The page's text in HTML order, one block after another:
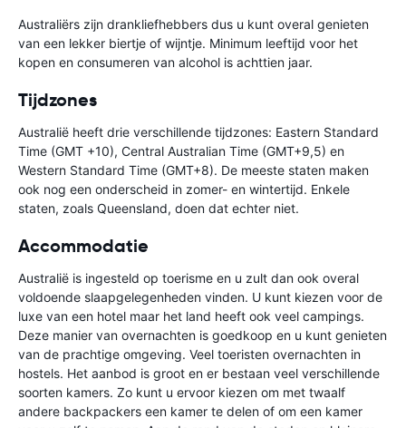
Australiërs zijn drankliefhebbers dus u kunt overal genieten
van een lekker biertje of wijntje. Minimum leeftijd voor het
kopen en consumeren van alcohol is achttien jaar.
Tijdzones
Australië heeft drie verschillende tijdzones: Eastern Standard
Time (GMT +10), Central Australian Time (GMT+9,5) en
Western Standard Time (GMT+8). De meeste staten maken
ook nog een onderscheid in zomer- en wintertijd. Enkele
staten, zoals Queensland, doen dat echter niet.
Accommodatie
Australië is ingesteld op toerisme en u zult dan ook overal
voldoende slaapgelegenheden vinden. U kunt kiezen voor de
luxe van een hotel maar het land heeft ook veel campings.
Deze manier van overnachten is goedkoop en u kunt genieten
van de prachtige omgeving. Veel toeristen overnachten in
hostels. Het aanbod is groot en er bestaan veel verschillende
soorten kamers. Zo kunt u ervoor kiezen om met twaalf
andere backpackers een kamer te delen of om een kamer